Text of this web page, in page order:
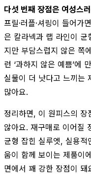
다섯 번째 장점은 여성스
프릴·러플·셔링이 들어
은 칼라넥과 랩 라인이
지만 부담스럽지 않은 쪽
런 ‘과하지 않은 예쁨’에
실물이 더 낫다고 느끼는
많아요.
정리하면, 이 원피스의 장
않아요. 재구매로 이어질
균형 잡힌 실루엣, 실용
움이 함께 보이는 제품이
면에서 꽤 강한 장점이 돼